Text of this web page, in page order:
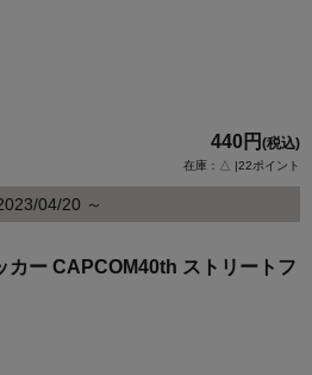
440円 (税込)
在庫：△ |22ポイント
04/20 ～
ー CAPCOM40th ストリートフ